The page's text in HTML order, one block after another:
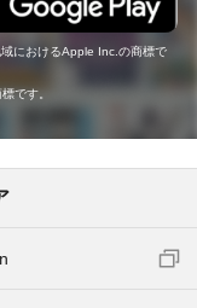
におけるApple Inc.の商標で
です。